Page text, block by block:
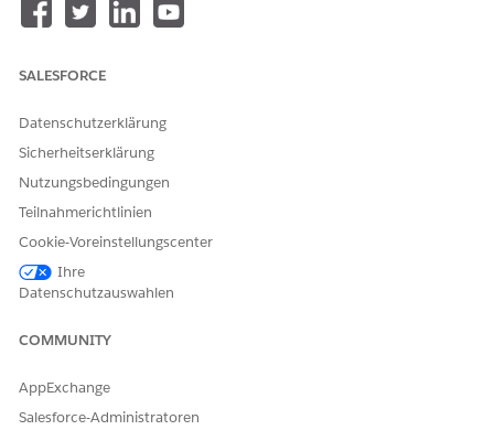
im API-Katalog
Wenn Sie die Funktion "Gehostete Salesforce-MCP-Server"
MCP-Server erstellen. Verwenden Sie den API-Katalog, um
und ihn dann zu aktivieren.
Aktivieren von Salesforce MCP-Standardservern im API-
Katalog
Aktivieren Sie standardmäßige Salesforce MCP-Server, die
Server aktiviert haben, werden sie im API-Katalog und in
der Agentforce Registry angezeigt.
KONNTEN SIE IHR PROBLEM MITHILFE DIESES ARTIKELS
SALESFORCE
Datenschutzerklärung
Sicherheitserklärung
Nutzungsbedingungen
Teilnahmerichtlinien
Cookie-Voreinstellungscenter
Ihre
Datenschutzauswahlen
COMMUNITY
AppExchange
Salesforce-Administratoren